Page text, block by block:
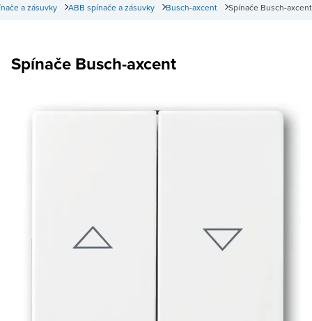
Spínače Busch-axcent
Busch-axcent
ABB spínače a zásuvky
a zásuvky
Spínače Busch-axcent